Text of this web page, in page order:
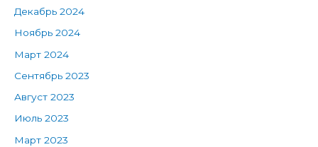
Декабрь 2024
Ноябрь 2024
Март 2024
Сентябрь 2023
Август 2023
Июль 2023
Март 2023